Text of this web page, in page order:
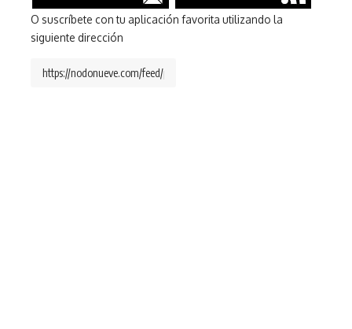
O suscríbete con tu aplicación favorita utilizando la
siguiente dirección